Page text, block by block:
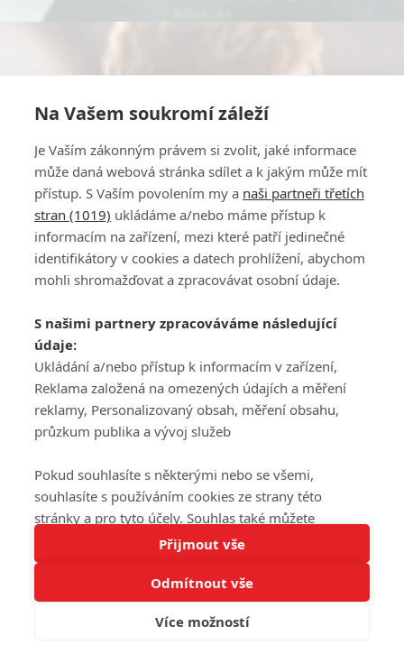
Tato stránka používá soubory cookies.
Rozumím
Na Vašem soukromí záleží
Je Vaším zákonným právem si zvolit, jaké informace
může daná webová stránka sdílet a k jakým může mít
přístup. S Vaším povolením my a naši partneři třetích
stran (1019) ukládáme a/nebo máme přístup k
informacím na zařízení, mezi které patří jedinečné
identifikátory v cookies a datech prohlížení, abychom
mohli shromažďovat a zpracovávat osobní údaje.
S našimi partnery zpracováváme následující
údaje:
Ukládání a/nebo přístup k informacím v zařízení,
Reklama založená na omezených údajích a měření
reklamy, Personalizovaný obsah, měření obsahu,
průzkum publika a vývoj služeb
Pokud souhlasíte s některými nebo se všemi,
souhlasíte s používáním cookies ze strany této
stránky a pro tyto účely. Souhlas také můžete
odmítnout, ale v takovém případě vám na stránce
nebudou k dispozici některé personalizované funkce.
Vaše volby souhlasu se budou vztahovat pouze na
tuto webovou stránku. Vaše nastavení a odvolání
souhlasu můžete kdykoli změnit na stránce s
Přijmout vše
Odmítnout vše
Více možností